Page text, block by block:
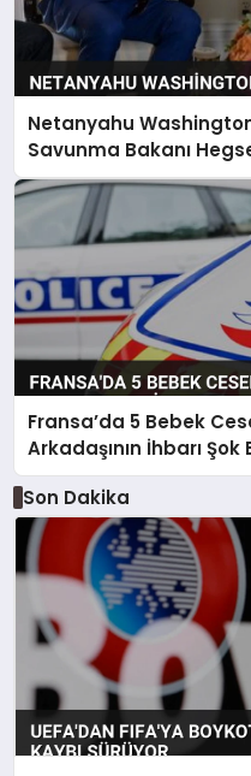
Netanyahu
Savunma Bakanı
Fransa’da 5 Bebek
Arkadaşının İhbarı Şok
Son Dakika